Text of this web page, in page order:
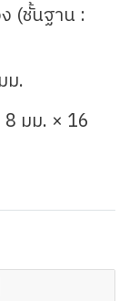
(ชั้นฐาน :
ม.
8 มม. × 16